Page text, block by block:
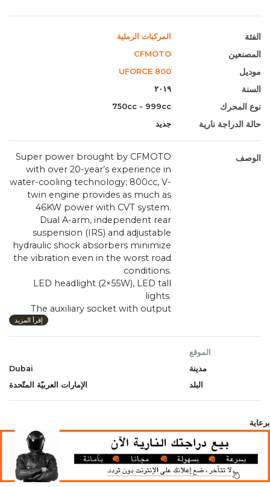
الفئة المركبات الرملية
المصنعين CFMOTO
موديل UFORCE 800
السنة ٢٠١٩
نوع المحرك 750cc - 999cc
حالة الدراجة نارية جديد
الوصف
Super power brought by CFMOTO
with over 20-year’s experience in
water-cooling technology; 800cc, V-
twin engine provides as much as
46KW power with CVT system.
Dual A-arm, independent rear
suspension (IRS) and adjustable
hydraulic shock absorbers minimize
the vibration even in the worst road
conditions.
LED headlight (2×55W), LED tall
lights.
The auxiliary socket with output
voltage of 12V, maximum output
current of 10A and power of 12W.
Electronic Power Steering (EPS) and
إقرأ المزيد
الموقع
مدينة
Dubai
البلد
الإمارات العربيّة المتّحدة
برعاية